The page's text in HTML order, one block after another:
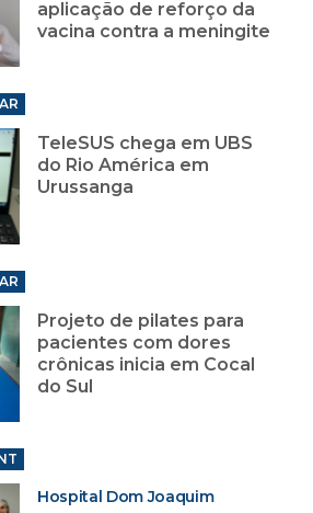
aplicação de reforço da
vacina contra a meningite
TeleSUS chega em UBS
do Rio América em
Urussanga
Projeto de pilates para
pacientes com dores
crônicas inicia em Cocal
do Sul
Hospital Dom Joaquim